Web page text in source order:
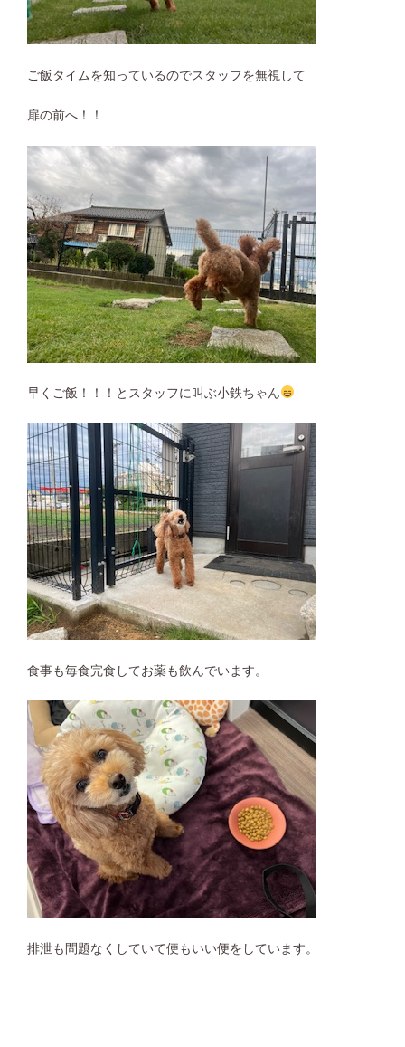
ご飯タイムを知っているのでスタッフを無視して
扉の前へ！！
早くご飯！！！とスタッフに叫ぶ小鉄ちゃん
食事も毎食完食してお薬も飲んでいます。
排泄も問題なくしていて便もいい便をしています。